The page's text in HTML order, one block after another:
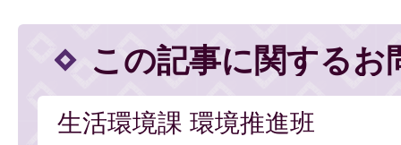
この記事に関するお
生活環境課 環境推進班